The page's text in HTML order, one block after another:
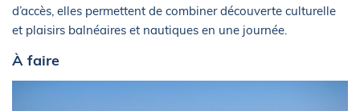
d’accès, elles permettent de combiner découverte culturelle
et plaisirs balnéaires et nautiques en une journée.
À faire